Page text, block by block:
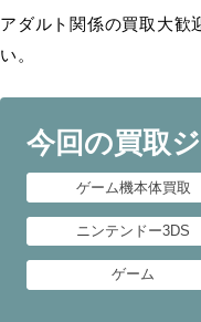
アダルト関係の買取大歓
い。
今回の買取
ゲーム機本体買取
ニンテンドー3DS
ゲーム